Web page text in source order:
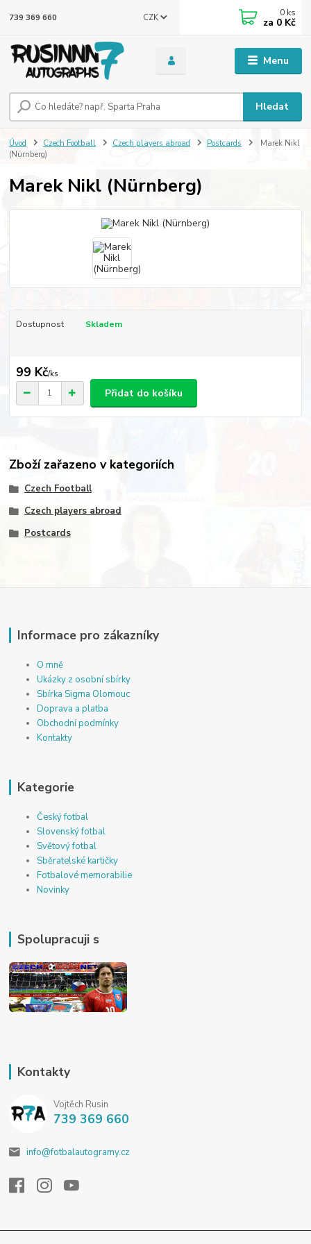
Menu
CZK
Hledat
739 369 660 0 ks
za 0 Kč
Úvod Czech Football Czech players abroad Postcards
Marek Nikl
(Nürnberg)
Marek Nikl (Nürnberg)
Dostupnost Skladem
99 Kč/ks
Přidat do košíku
Zboží zařazeno v kategoriích
Czech Football
Czech players abroad
Postcards
Informace pro zákazníky
O mně
Ukázky z osobní sbírky
Sbírka Sigma Olomouc
Doprava a platba
Obchodní podmínky
Kontakty
Kategorie
Český fotbal
Slovenský fotbal
Světový fotbal
Sběratelské kartičky
Fotbalové memorabilie
Novinky
Spolupracuji s
Kontakty
Vojtěch Rusin
739 369 660
info@fotbalautogramy.cz